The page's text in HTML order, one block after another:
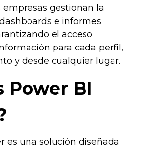
gestionan la
e informes
el acceso
para cada perfil,
y desde cualquier lugar.
Power BI
es una solución diseñada